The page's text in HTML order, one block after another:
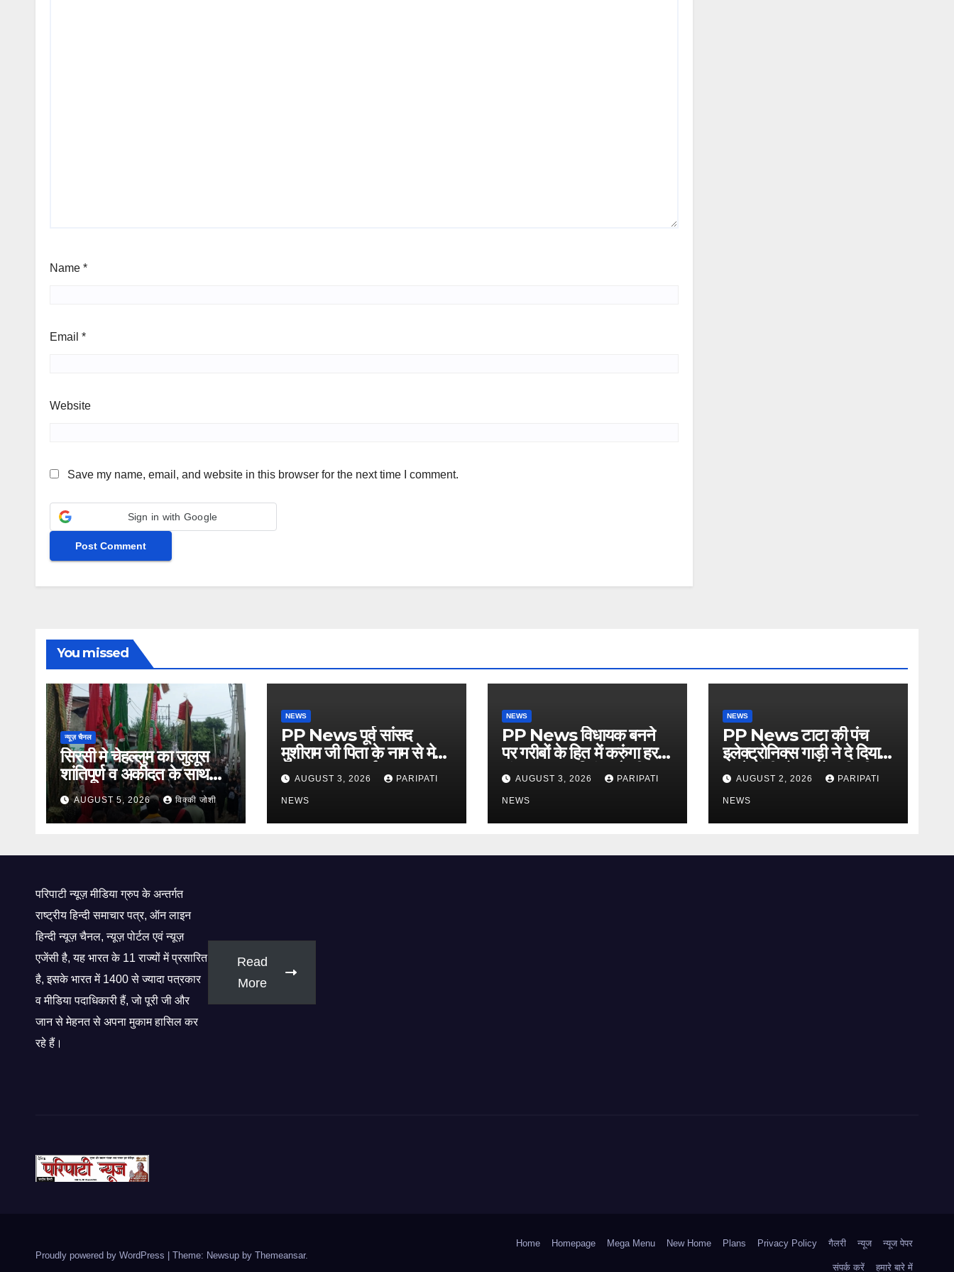
Name *
Email *
Website
Save my name, email, and website in this browser for the next time I comment.
Sign in with Google
You missed
न्यूज़ चैनल
सिरसी मे चेहल्लुम का जुलूस
शांतिपूर्ण व अकीदत के साथ
संपन्न,
AUGUST 5, 2026 विक्की जोशी
NEWS
PP News पूर्व सांसद
मुशीराम जी पिता के नाम से मेरी
पहचान: डा0 अर्चना पाल,
किसान चौपाल में दिया परिचय
AUGUST 3, 2026 PARIPATI
NEWS
NEWS
PP News विधायक बनने
पर गरीबों के हित में करुंगा हर
संभव प्रयास: प्रिंस चौधरी,
लगाई किसान मजदूर चौपाल
AUGUST 3, 2026 PARIPATI
NEWS
NEWS
PP News टाटा की पंच
इलेक्ट्रोनिक्स गाड़ी ने दे दिया
रास्ते में ही धोका, हो गयी सीज,
जो सब बताया झूठ
AUGUST 2, 2026 PARIPATI
NEWS
परिपाटी न्यूज़ मीडिया ग्रुप के अन्तर्गत
राष्ट्रीय हिन्दी समाचार पत्र, ऑन लाइन
हिन्दी न्यूज़ चैनल, न्यूज़ पोर्टल एवं न्यूज़
एजेंसी है, यह भारत के 11 राज्यों में प्रसारित
है, इसके भारत में 1400 से ज्यादा पत्रकार
व मीडिया पदाधिकारी हैं, जो पूरी जी और
जान से मेहनत से अपना मुकाम हासिल कर
रहे हैं।
Read
More
Proudly powered by WordPress | Theme: Newsup by Themeansar.
Home Homepage Mega Menu New Home Plans Privacy Policy गैलरी न्यूज न्यूज पेपर
संपर्क करें हमारे बारे में